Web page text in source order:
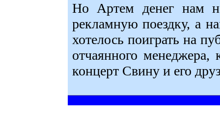
Но Артем денег нам
рекламную поездку, а
хотелось поиграть на
отчаянного менеджера,
концерт Свину и его